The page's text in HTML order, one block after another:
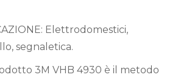
Elettrodomestici,
segnaletica.
3M VHB 4930 è il metodo